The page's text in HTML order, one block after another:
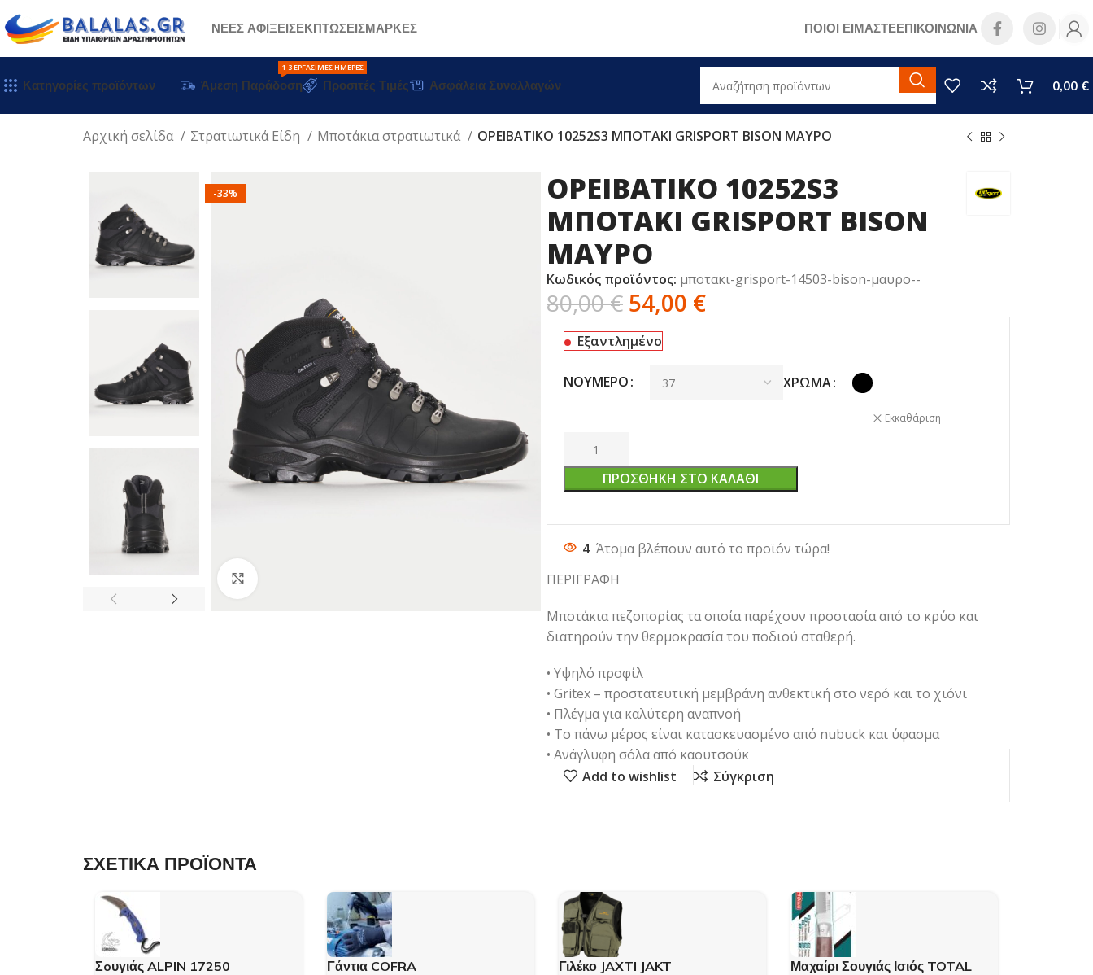
ΝΕΕΣ ΑΦΙΞΕΙΣΕΚΠΤΩΣΕΙΣΜΑΡΚΕΣ ΠΟΙΟΙ ΕΙΜΑΣΤΕΕΠΙΚΟΙΝΩΝΙΑ
Κατηγορίες προϊόντων Άμεση Παράδοση
1-3 ΕΡΓΆΣΙΜΕΣ ΗΜΈΡΕΣ
Προσιτές Τιμές Ασφάλεια Συναλλαγών 0,00 €
Αρχική σελίδα Στρατιωτικά Είδη Μποτάκια στρατιωτικά ΟΡΕΙΒΑΤΙΚΟ 10252S3 ΜΠΟΤΑΚΙ GRISPORT BISON ΜΑΥΡΟ
-33%
ΟΡΕΙΒΑΤΙΚΟ 10252S3
ΜΠΟΤΑΚΙ GRISPORT BISON
ΜΑΥΡΟ
Κωδικός προϊόντος: μποτακι-grisport-14503-bison-μαυρο--
80,00€ 54,00 €
Εξαντλημένο
ΝΟΎΜΕΡΟ ΧΡΏΜΑ
Εκκαθάριση
ΠΡΟΣΘΉΚΗ ΣΤΟ ΚΑΛΆΘΙ
4 Άτομα βλέπουν αυτό το προϊόν τώρα!
ΠΕΡΙΓΡΑΦΗ
Μποτάκια πεζοπορίας τα οποία παρέχουν προστασία από το κρύο και
διατηρούν την θερμοκρασία του ποδιού σταθερή.
• Υψηλό προφίλ
• Gritex – προστατευτική μεμβράνη ανθεκτική στο νερό και το χιόνι
• Πλέγμα για καλύτερη αναπνοή
• Το πάνω μέρος είναι κατασκευασμένο από nubuck και ύφασμα
• Ανάγλυφη σόλα από καουτσούκ
Add to wishlist
Σύγκριση
ΣΧΕΤΙΚΑ ΠΡΟΪΟΝΤΑ
Σoυγιάς ALPIN 17250 Γάντια COFRA Γιλέκο JAXTI JAKT
Μαχαίρι Σουγιάς Ισιός TOTAL